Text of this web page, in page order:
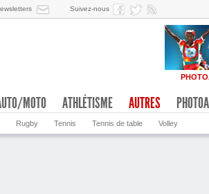
Suivez-nous
MOTO ATHLÉTISME AUTRES
Rugby Tennis Tennis de table Volley